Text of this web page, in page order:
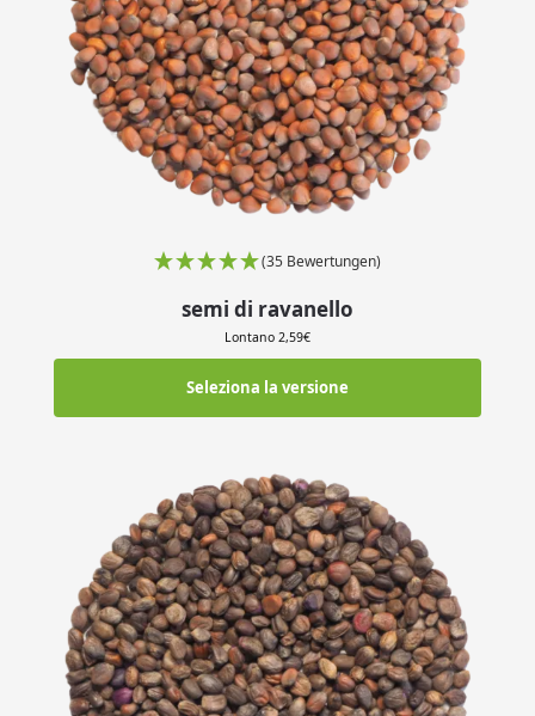
(35 Bewertungen)
semi di ravanello
Lontano 2,59€
Seleziona la versione